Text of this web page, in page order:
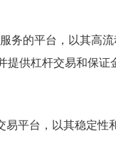
务的平台，以其高
供杠杆交易和保证
易平台，以其稳定